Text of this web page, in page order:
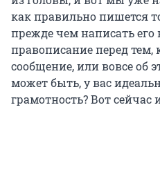
как правильно пишется
прежде чем написать его
правописание перед тем,
сообщение, или вовсе об
может быть, у вас
грамотность? Вот сейчас